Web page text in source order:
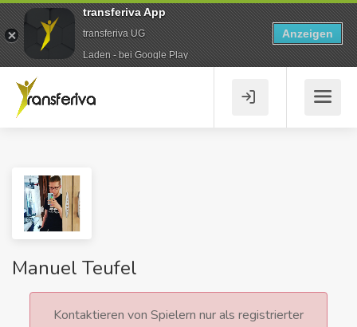
Manuel Teufel
Kontaktieren von Spielern nur als registrierter
transferiva App
transferiva UG
Laden - bei Google Play
Anzeigen